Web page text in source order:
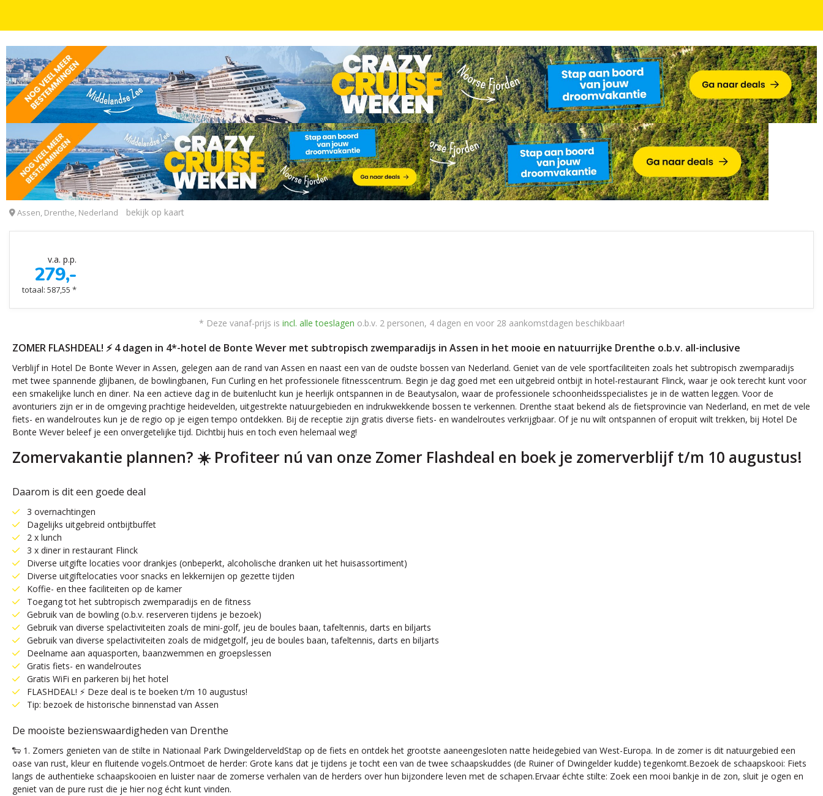
FLASHDEALS ALL-INCLUSIVE 4 DAGEN INCL. ONTBIJT KINDERKORTING
ZOMER FLASHDEAL! ⚡ 4 dagen ALL-INCLUSIVE genieten in 4*-hotel de Bonte Wever met subtropisch zwemparadijs in het Drentse Assen
Hotel De Bonte Wever Assen
Assen, Drenthe, Nederland bekijk op kaart
v.a. p.p.
279,-
totaal: 587,55 *
* Deze vanaf-prijs is incl. alle toeslagen o.b.v. 2 personen, 4 dagen en voor 28 aankomstdagen beschikbaar!
ZOMER FLASHDEAL! ⚡ 4 dagen in 4*-hotel de Bonte Wever met subtropisch zwemparadijs in Assen in het mooie en natuurrijke Drenthe o.b.v. all-inclusive
Verblijf in Hotel De Bonte Wever in Assen, gelegen aan de rand van Assen en naast een van de oudste bossen van Nederland. Geniet van de vele sportfaciliteiten zoals het subtropisch zwemparadijs
met twee spannende glijbanen, de bowlingbanen, Fun Curling en het professionele fitnesscentrum. Begin je dag goed met een uitgebreid ontbijt in hotel-restaurant Flinck, waar je ook terecht kunt voor
een smakelijke lunch en diner. Na een actieve dag in de buitenlucht kun je heerlijk ontspannen in de Beautysalon, waar de professionele schoonheidsspecialistes je in de watten leggen. Voor de
avonturiers zijn er in de omgeving prachtige heidevelden, uitgestrekte natuurgebieden en indrukwekkende bossen te verkennen. Drenthe staat bekend als de fietsprovincie van Nederland, en met de vele
fiets- en wandelroutes kun je de regio op je eigen tempo ontdekken. Bij de receptie zijn gratis diverse fiets- en wandelroutes verkrijgbaar. Of je nu wilt ontspannen of eropuit wilt trekken, bij Hotel De
Bonte Wever beleef je een onvergetelijke tijd. Dichtbij huis en toch even helemaal weg!
Zomervakantie plannen? ☀️ Profiteer nú van onze Zomer Flashdeal en boek je zomerverblijf t/m 10 augustus!
Daarom is dit een goede deal
3 overnachtingen
Dagelijks uitgebreid ontbijtbuffet
2 x lunch
3 x diner in restaurant Flinck
Diverse uitgifte locaties voor drankjes (onbeperkt, alcoholische dranken uit het huisassortiment)
Diverse uitgiftelocaties voor snacks en lekkernijen op gezette tijden
Koffie- en thee faciliteiten op de kamer
Toegang tot het subtropisch zwemparadijs en de fitness
Gebruik van de bowling (o.b.v. reserveren tijdens je bezoek)
Gebruik van diverse spelactiviteiten zoals de mini-golf, jeu de boules baan, tafeltennis, darts en biljarts
Gebruik van diverse spelactiviteiten zoals de midgetgolf, jeu de boules baan, tafeltennis, darts en biljarts
Deelname aan aquasporten, baanzwemmen en groepslessen
Gratis fiets- en wandelroutes
Gratis WiFi en parkeren bij het hotel
FLASHDEAL! ⚡ Deze deal is te boeken t/m 10 augustus!
Tip: bezoek de historische binnenstad van Assen
De mooiste bezienswaardigheden van Drenthe
🐑 1. Zomers genieten van de stilte in Nationaal Park DwingelderveldStap op de fiets en ontdek het grootste aaneengesloten natte heidegebied van West-Europa. In de zomer is dit natuurgebied een
oase van rust, kleur en fluitende vogels.Ontmoet de herder: Grote kans dat je tijdens je tocht een van de twee schaapskuddes (de Ruiner of Dwingelder kudde) tegenkomt.Bezoek de schaapskooi: Fiets
langs de authentieke schaapskooien en luister naar de zomerse verhalen van de herders over hun bijzondere leven met de schapen.Ervaar échte stilte: Zoek een mooi bankje in de zon, sluit je ogen en
geniet van de pure rust die je hier nog écht kunt vinden.